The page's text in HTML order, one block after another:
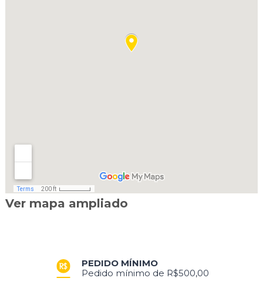
Ver mapa ampliado
PEDIDO MÍNIMO
Pedido mínimo de R$500,00